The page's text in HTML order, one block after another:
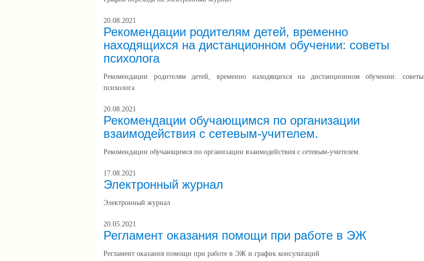
20.08.2021
Рекомендации родителям детей, временно
находящихся на дистанционном обучении: советы
психолога
Рекомендации родителям детей, временно находящихся на дистанционном обучении: советы
психолога
20.08.2021
Рекомендации обучающимся по организации
взаимодействия с сетевым-учителем.
Рекомендации обучающимся по организации взаимодействия с сетевым-учителем.
17.08.2021
Электронный журнал
Электронный журнал
20.05.2021
Регламент оказания помощи при работе в ЭЖ
Регламент оказания помощи при работе в ЭЖ и график консультаций